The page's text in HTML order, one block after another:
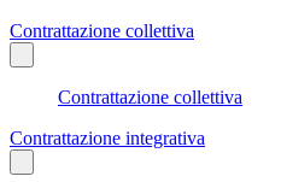
Contrattazione collettiva
Contrattazione collettiva
Contrattazione integrativa